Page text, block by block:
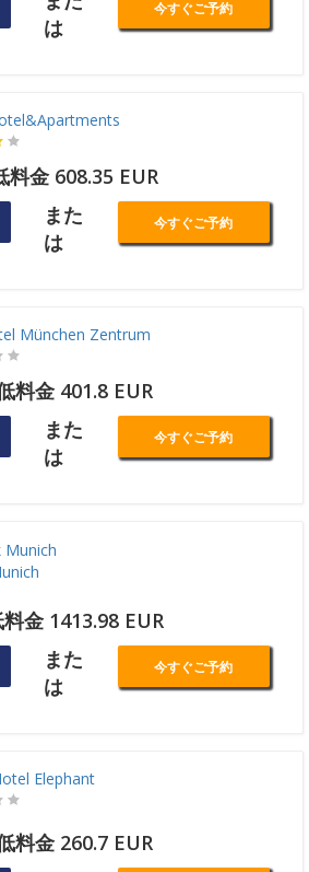
は
今すぐご予約
料金 608.35 EUR
また
は
今すぐご予約
München Zentrum
料金 401.8 EUR
また
は
今すぐご予約
金 1413.98 EUR
また
は
今すぐご予約
Elephant
料金 260.7 EUR